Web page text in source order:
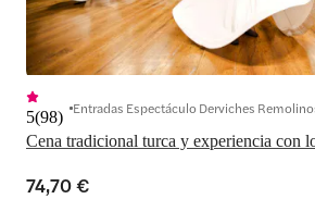
Cena tradicional turca y experiencia con
5(98) Entradas Espectáculo Derviches
74,70 €